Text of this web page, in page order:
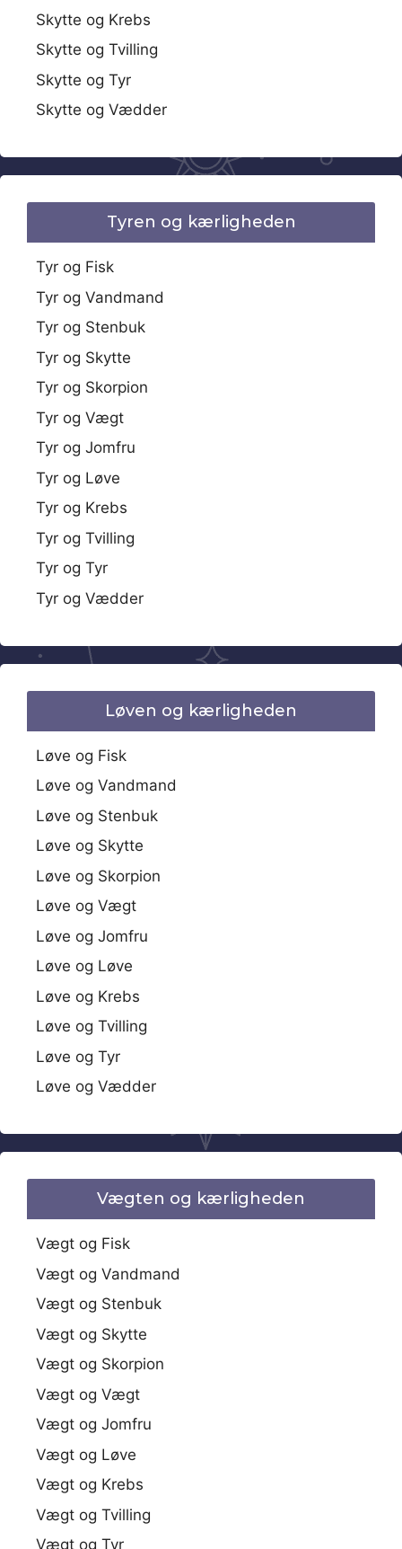
Skytte og Krebs
Skytte og Tvilling
Skytte og Tyr
Skytte og Vædder
Tyren og kærligheden
Tyr og Fisk
Tyr og Vandmand
Tyr og Stenbuk
Tyr og Skytte
Tyr og Skorpion
Tyr og Vægt
Tyr og Jomfru
Tyr og Løve
Tyr og Krebs
Tyr og Tvilling
Tyr og Tyr
Tyr og Vædder
Løven og kærligheden
Løve og Fisk
Løve og Vandmand
Løve og Stenbuk
Løve og Skytte
Løve og Skorpion
Løve og Vægt
Løve og Jomfru
Løve og Løve
Løve og Krebs
Løve og Tvilling
Løve og Tyr
Løve og Vædder
Vægten og kærligheden
Vægt og Fisk
Vægt og Vandmand
Vægt og Stenbuk
Vægt og Skytte
Vægt og Skorpion
Vægt og Vægt
Vægt og Jomfru
Vægt og Løve
Vægt og Krebs
Vægt og Tvilling
Vægt og Tyr